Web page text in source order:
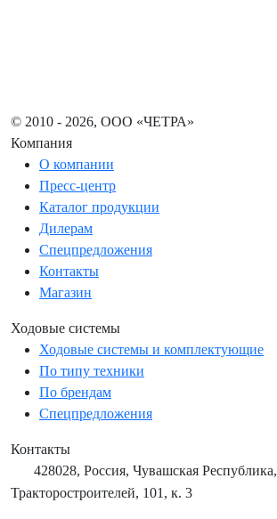
© 2010 - 2026, ООО «ЧЕТРА»
Компания
О компании
Пресс-центр
Каталог продукции
Дилерам
Спецпредложения
Контакты
Магазин
Ходовые системы
Ходовые системы и комплектующие
По типу техники
По брендам
Спецпредложения
Контакты
428028, Россия, Чувашская
Тракторостроителей, 101, к. 3